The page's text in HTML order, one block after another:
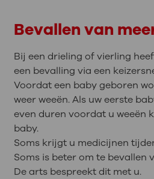
Bevallen van
Bij een drieling of vierling
een bevalling via een
Voordat een baby geboren
weer weeën. Als uw eerste
even duren voordat u weeën
baby.
Soms krijgt u medicijnen
Soms is beter om te bevallen
De arts bespreekt dit met u.